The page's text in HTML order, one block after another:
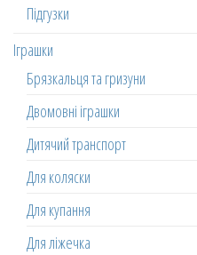
Підгузки
Іграшки
Брязкальця та гризуни
Двомовні іграшки
Дитячий транспорт
Для коляски
Для купання
Для ліжечка